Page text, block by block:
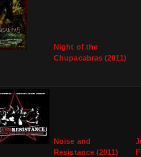
Night of the
Chupacabras (2011)
Noise and
Resistance (2011)